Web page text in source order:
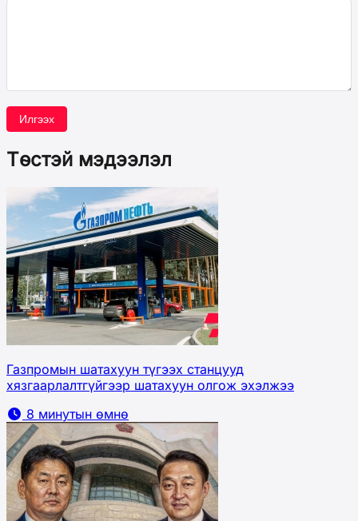
Илгээх
Төстэй мэдээлэл
Газпромын шатахуун түгээх станцууд
хязгаарлалтгүйгээр шатахуун олгож эхэлжээ
8 минутын өмнө